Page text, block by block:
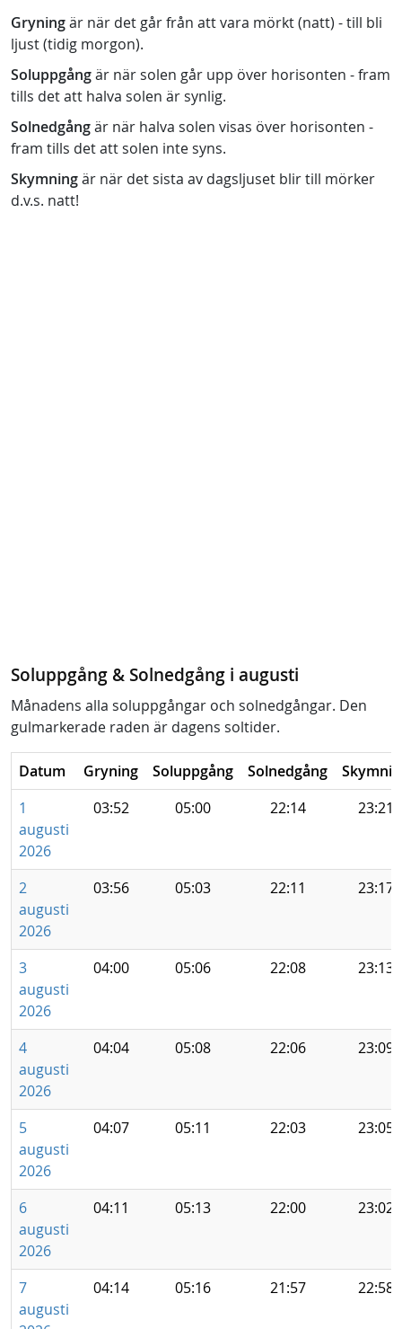
Gryningär när det går från att vara mörkt (natt) - till bli
ljust (tidig morgon).
Soluppgångär när solen går upp över horisonten - fram
tills det att halva solen är synlig.
Solnedgångär när halva solen visas över horisonten -
fram tills det att solen inte syns.
Skymningär när det sista av dagsljuset blir till mörker
d.v.s. natt!
Soluppgång & Solnedgång i augusti
Månadens alla soluppgångar och solnedgångar. Den
gulmarkerade raden är dagens soltider.
Datum Gryning Soluppgång Solnedgång
1
augusti
2026
03:52 05:00 22:14 23:21
2
augusti
2026
03:56 05:03 22:11 23:17
3
augusti
2026
04:00 05:06 22:08 23:13
4
augusti
2026
04:04 05:08 22:06 23:09
5
augusti
2026
04:07 05:11 22:03 23:05
6
augusti
2026
04:11 05:13 22:00 23:02
7
augusti
04:14 05:16 21:57 22:58